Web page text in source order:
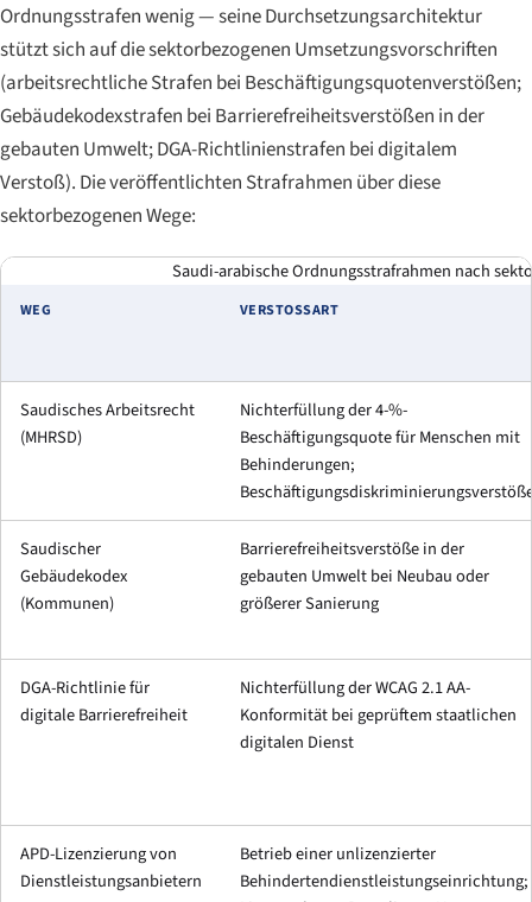
Ordnungsstrafen wenig — seine Durchsetzungsarchitektur
stützt sich auf die sektorbezogenen Umsetzungsvorschriften
(arbeitsrechtliche Strafen bei Beschäftigungsquotenverstößen;
Gebäudekodexstrafen bei Barrierefreiheitsverstößen in der
gebauten Umwelt; DGA-Richtlinienstrafen bei digitalem
Verstoß). Die veröffentlichten Strafrahmen über diese
sektorbezogenen Wege:
Saudi-arabische Ordnungsstrafrahmen nach
WEG VERSTOSSART
Saudisches Arbeitsrecht
(MHRSD)
Nichterfüllung der 4-%-
Beschäftigungsquote für Menschen mit
Behinderungen;
Saudischer
Gebäudekodex
(Kommunen)
Barrierefreiheitsverstöße in der
gebauten Umwelt bei Neubau oder
größerer Sanierung
DGA-Richtlinie für
digitale Barrierefreiheit
Nichterfüllung der WCAG 2.1 AA-
Konformität bei geprüftem staatlichen
digitalen Dienst
APD-Lizenzierung von
Dienstleistungsanbietern
Betrieb einer unlizenzierter
Behindertendienstleistungseinrichtung;